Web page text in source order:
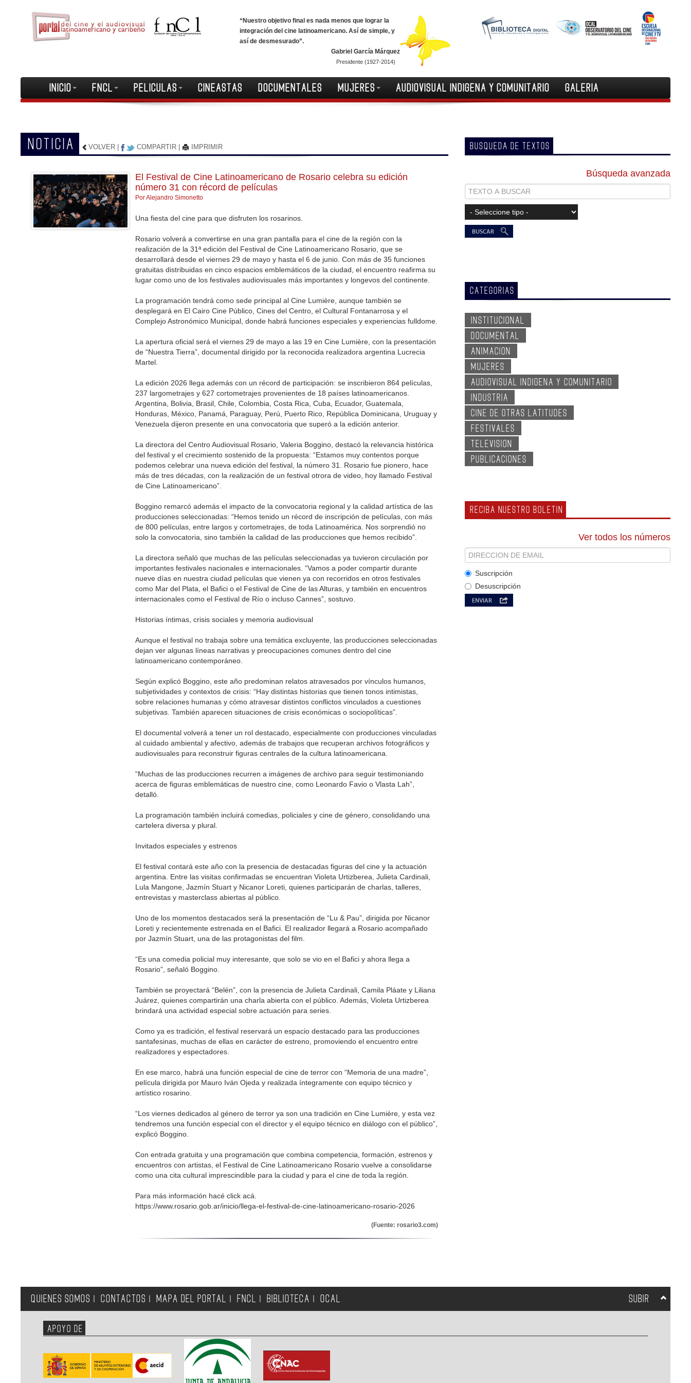
“Nuestro objetivo final es nada menos que lograr la
integración del cine latinoamericano. Así de simple, y
así de desmesurado”.
Gabriel García Márquez
Presidente (1927-2014)
INICIO FNCL PELICULAS CINEASTAS DOCUMENTALES MUJERES AUDIOVISUAL INDIGENA Y COMUNITARIO GALERIA
NOTICIA VOLVER COMPARTIR IMPRIMIR
El Festival de Cine Latinoamericano de Rosario celebra su edición
número 31 con récord de películas
Por Alejandro Simonetto
Una fiesta del cine para que disfruten los rosarinos.
Rosario volverá a convertirse en una gran pantalla para el cine de la región con la
realización de la 31ª edición del Festival de Cine Latinoamericano Rosario, que se
desarrollará desde el viernes 29 de mayo y hasta el 6 de junio. Con más de 35 funciones
gratuitas distribuidas en cinco espacios emblemáticos de la ciudad, el encuentro reafirma su
lugar como uno de los festivales audiovisuales más importantes y longevos del continente.
La programación tendrá como sede principal al Cine Lumière, aunque también se
desplegará en El Cairo Cine Público, Cines del Centro, el Cultural Fontanarrosa y el
Complejo Astronómico Municipal, donde habrá funciones especiales y experiencias fulldome.
La apertura oficial será el viernes 29 de mayo a las 19 en Cine Lumière, con la presentación
de “Nuestra Tierra”, documental dirigido por la reconocida realizadora argentina Lucrecia
Martel.
La edición 2026 llega además con un récord de participación: se inscribieron 864 películas,
237 largometrajes y 627 cortometrajes provenientes de 18 países latinoamericanos.
Argentina, Bolivia, Brasil, Chile, Colombia, Costa Rica, Cuba, Ecuador, Guatemala,
Honduras, México, Panamá, Paraguay, Perú, Puerto Rico, República Dominicana, Uruguay y
Venezuela dijeron presente en una convocatoria que superó a la edición anterior.
La directora del Centro Audiovisual Rosario, Valeria Boggino, destacó la relevancia histórica
del festival y el crecimiento sostenido de la propuesta: “Estamos muy contentos porque
podemos celebrar una nueva edición del festival, la número 31. Rosario fue pionero, hace
más de tres décadas, con la realización de un festival otrora de video, hoy llamado Festival
de Cine Latinoamericano”.
Boggino remarcó además el impacto de la convocatoria regional y la calidad artística de las
producciones seleccionadas: “Hemos tenido un récord de inscripción de películas, con más
de 800 películas, entre largos y cortometrajes, de toda Latinoamérica. Nos sorprendió no
solo la convocatoria, sino también la calidad de las producciones que hemos recibido”.
La directora señaló que muchas de las películas seleccionadas ya tuvieron circulación por
importantes festivales nacionales e internacionales. “Vamos a poder compartir durante
nueve días en nuestra ciudad películas que vienen ya con recorridos en otros festivales
como Mar del Plata, el Bafici o el Festival de Cine de las Alturas, y también en encuentros
internacionales como el Festival de Río o incluso Cannes”, sostuvo.
Historias íntimas, crisis sociales y memoria audiovisual
Aunque el festival no trabaja sobre una temática excluyente, las producciones seleccionadas
dejan ver algunas líneas narrativas y preocupaciones comunes dentro del cine
latinoamericano contemporáneo.
Según explicó Boggino, este año predominan relatos atravesados por vínculos humanos,
subjetividades y contextos de crisis: “Hay distintas historias que tienen tonos intimistas,
sobre relaciones humanas y cómo atravesar distintos conflictos vinculados a cuestiones
subjetivas. También aparecen situaciones de crisis económicas o sociopolíticas”.
El documental volverá a tener un rol destacado, especialmente con producciones vinculadas
al cuidado ambiental y afectivo, además de trabajos que recuperan archivos fotográficos y
audiovisuales para reconstruir figuras centrales de la cultura latinoamericana.
“Muchas de las producciones recurren a imágenes de archivo para seguir testimoniando
acerca de figuras emblemáticas de nuestro cine, como Leonardo Favio o Vlasta Lah”,
detalló.
La programación también incluirá comedias, policiales y cine de género, consolidando una
cartelera diversa y plural.
Invitados especiales y estrenos
El festival contará este año con la presencia de destacadas figuras del cine y la actuación
argentina. Entre las visitas confirmadas se encuentran Violeta Urtizberea, Julieta Cardinali,
Lula Mangone, Jazmín Stuart y Nicanor Loreti, quienes participarán de charlas, talleres,
entrevistas y masterclass abiertas al público.
Uno de los momentos destacados será la presentación de “Lu & Pau”, dirigida por Nicanor
Loreti y recientemente estrenada en el Bafici. El realizador llegará a Rosario acompañado
por Jazmín Stuart, una de las protagonistas del film.
“Es una comedia policial muy interesante, que solo se vio en el Bafici y ahora llega a
Rosario”, señaló Boggino.
También se proyectará “Belén”, con la presencia de Julieta Cardinali, Camila Pláate y Liliana
Juárez, quienes compartirán una charla abierta con el público. Además, Violeta Urtizberea
brindará una actividad especial sobre actuación para series.
Como ya es tradición, el festival reservará un espacio destacado para las producciones
santafesinas, muchas de ellas en carácter de estreno, promoviendo el encuentro entre
realizadores y espectadores.
En ese marco, habrá una función especial de cine de terror con “Memoria de una madre”,
película dirigida por Mauro Iván Ojeda y realizada íntegramente con equipo técnico y
artístico rosarino.
“Los viernes dedicados al género de terror ya son una tradición en Cine Lumière, y esta vez
tendremos una función especial con el director y el equipo técnico en diálogo con el público”,
explicó Boggino.
Con entrada gratuita y una programación que combina competencia, formación, estrenos y
encuentros con artistas, el Festival de Cine Latinoamericano Rosario vuelve a consolidarse
como una cita cultural imprescindible para la ciudad y para el cine de toda la región.
Para más información hacé click acá.
https://www.rosario.gob.ar/inicio/llega-el-festival-de-cine-latinoamericano-rosario-2026
(Fuente: rosario3.com)
BUSQUEDA DE TEXTOS
Búsqueda avanzada
CATEGORIAS
INSTITUCIONAL
DOCUMENTAL
ANIMACION
MUJERES
AUDIOVISUAL INDIGENA Y COMUNITARIO
INDUSTRIA
CINE DE OTRAS LATITUDES
FESTIVALES
TELEVISION
PUBLICACIONES
RECIBA NUESTRO BOLETIN
Ver todos los números
Suscripción
Desuscripción
QUIENES SOMOS CONTACTOS MAPA DEL PORTAL FNCL BIBLIOTECA OCAL SUBIR
APOYO DE